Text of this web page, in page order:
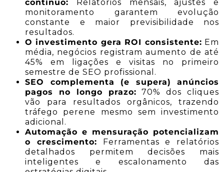
contínuo: Relatórios mensais, ajustes e
monitoramento garantem evolução
constante e maior previsibilidade nos
resultados.
O investimento gera ROI consistente: Em
média, negócios registram aumento de até
45% em ligações e visitas no primeiro
semestre de SEO profissional.
SEO complementa (e supera) anúncios
pagos no longo prazo: 70% dos cliques
vão para resultados orgânicos, trazendo
tráfego perene mesmo sem investimento
adicional.
Automação e mensuração potencializam
o crescimento: Ferramentas e relatórios
detalhados permitem decisões mais
inteligentes e escalonamento das